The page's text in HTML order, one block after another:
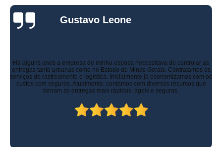
Gustavo Leone
Há alguns anos a empresa de minha esposa necessitava de controlar as
entregas tanto urbanas como no Estado de Minas Gerais. Contratamos os
serviços de rastreamento e logística. Inicialmente já economizamos com os
custos com seguros. Atualmente, contamos com diversos recursos que
tornam as entregas mais rápidas, ágeis e seguras.